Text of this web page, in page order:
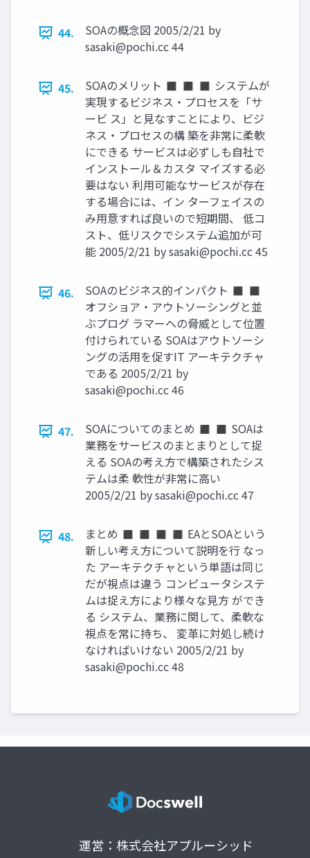
44.
SOAの概念図 2005/2/21 by
sasaki@pochi.cc44
45.
SOAのメリット ◼ ◼ ◼ システムが
実現するビジネス・プロセスを「サ
ービ ス」と見なすことにより、ビジ
ネス・プロセスの構 築を非常に柔軟
にできる サービスは必ずしも自社で
インストール＆カスタ マイズする必
要はない 利用可能なサービスが存在
する場合には、イン ターフェイスの
み用意すれば良いので短期間、 低コ
スト、低リスクでシステム追加が可
能 2005/2/21 bysasaki@pochi.cc45
46.
SOAのビジネス的インパクト ◼ ◼
オフショア・アウトソーシングと並
ぶプログ ラマーへの脅威として位置
付けられている SOAはアウトソーシ
ングの活用を促すIT アーキテクチャ
である 2005/2/21 by
sasaki@pochi.cc46
47.
SOAについてのまとめ ◼ ◼ SOAは
業務をサービスのまとまりとして捉
える SOAの考え方で構築されたシス
テムは柔 軟性が非常に高い
2005/2/21 bysasaki@pochi.cc47
48.
まとめ ◼ ◼ ◼ ◼ EAとSOAという
新しい考え方について説明を行 なっ
た アーキテクチャという単語は同じ
だが視点は違う コンピュータシステ
ムは捉え方により様々な見方 ができ
る システム、業務に関して、柔軟な
視点を常に持ち、 変革に対処し続け
なければいけない 2005/2/21 by
sasaki@pochi.cc48
運営：株式会社アプルーシッド